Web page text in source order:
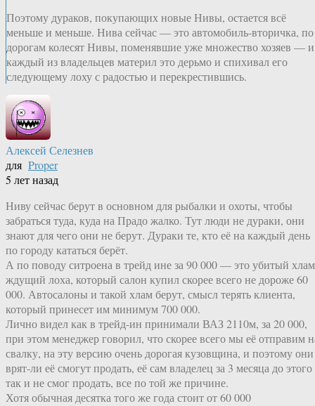
Поэтому дураков, покупающих новые Нивы, остается всё
меньше и меньше. Нива сейчас — это автомобиль-вторичка, по
дорогам колесят Нивы, поменявшие уже множество хозяев — и
каждый из владельцев материл это дерьмо и спихивал его
следующему лоху с радостью и перекрестившись.
Алексей Селезнев
для Proper
5 лет назад
Ниву сейчас берут в основном для рыбалки и охоты, чтобы
забраться туда, куда на Прадо жалко. Тут люди не дураки, они
знают для чего они не берут. Дураки те, кто её на каждый день
по городу кататься берёт.
А по поводу ситроена в трейд ине за 90 000 — это убитый
ждущий лоха, который салон купил скорее всего не дороже 60
000. Автосалоны и такой хлам берут, смысл терять клиента,
который принесет им минимум 700 000.
Лично видел как в трейд-ин принимали ВАЗ 2110м, за 20 000,
при этом менеджер говорил, что скорее всего мы её отправим
свалку, на эту версию очень дорогая кузовщина, и поэтому они
врят-ли её смогут продать, её сам владелец за 3 месяца до этого
так и не смог продать, все по той же причине.
Хотя обычная десятка того же года стоит от 60 000